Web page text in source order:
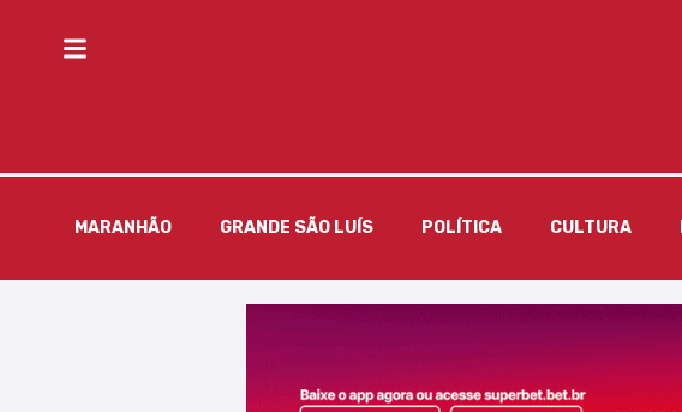
MARANHÃO GRANDE SÃO LUÍS POLÍTICA CULTURA